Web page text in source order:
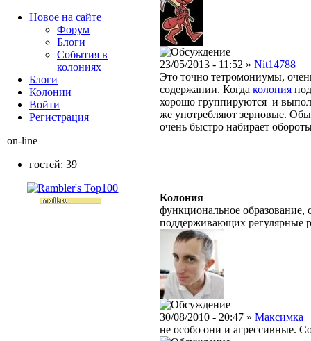
23/05/2013 - 11:52 » Nit14788
Это точно тетромониумы,
содержании. Когда колония
хорошо группируются и
же употребляют зерновые.
очень быстро набирает
Колония
функциональное образование,
поддерживающих регулярные
30/08/2010 - 20:47 » Максимка
не особо они и агрессивные.
Новое на сайте
Форум
Блоги
События в
колониях
Блоги
Колонии
Войти
Peгиcтpaция
on-line
гостей: 39